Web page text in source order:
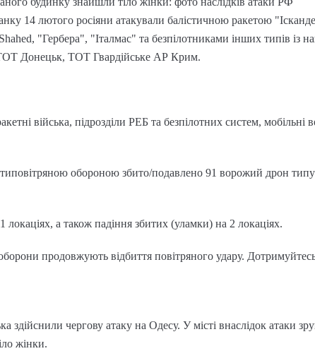
14 лютого росіяни атакували балістичною ракетою
"Гербера", "Італмас" та безпілотниками інших типів із
Донецьк, ТОТ Гвардійське АР Крим.
війська, підрозділи РЕБ та безпілотних систем, мобільні
обороною збито/подавлено 91 ворожий дрон
а також падіння збитих (уламки) на 2 локаціях.
продовжують відбиття повітряного удару.
здійснили чергову атаку на Одесу. У місті внаслідок атаки
жінки.